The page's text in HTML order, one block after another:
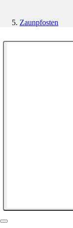
Zaunpfosten